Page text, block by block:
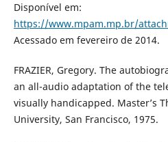
Disponível em:
https://www.mpam.mp.br/
Acessado em fevereiro de 2014.
FRAZIER, Gregory. The
an all-audio adaptation of the
visually handicapped. Master’s
University, San Francisco, 1975.